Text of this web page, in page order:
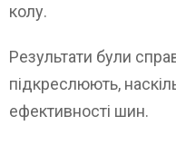
колу.
Результати були
підкреслюють,
ефективності шин.